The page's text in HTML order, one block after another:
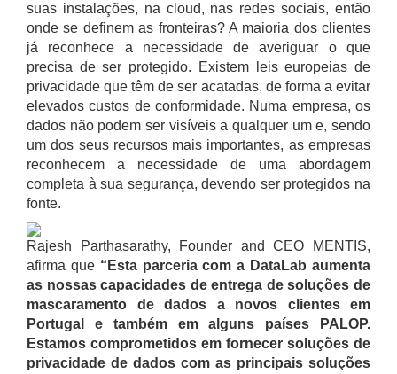
suas instalações, na cloud, nas redes sociais, então
onde se definem as fronteiras? A maioria dos clientes
já reconhece a necessidade de averiguar o que
precisa de ser protegido. Existem leis europeias de
privacidade que têm de ser acatadas, de forma a evitar
elevados custos de conformidade. Numa empresa, os
dados não podem ser visíveis a qualquer um e, sendo
um dos seus recursos mais importantes, as empresas
reconhecem a necessidade de uma abordagem
completa à sua segurança, devendo ser protegidos na
fonte.
Rajesh Parthasarathy, Founder and CEO MENTIS,
afirma que “Esta parceria com a DataLab aumenta
as nossas capacidades de entrega de soluções de
mascaramento de dados a novos clientes em
Portugal e também em alguns países PALOP.
Estamos comprometidos em fornecer soluções de
privacidade de dados com as principais soluções